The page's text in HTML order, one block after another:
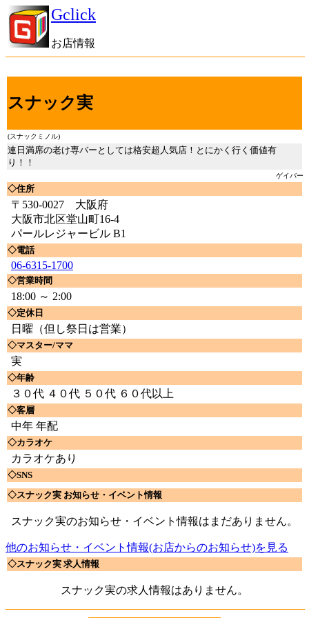
Gclick
お店情報
スナック実
(スナックミノル)
連日満席の老け専バーとしては格安超人気店！とにかく行く価値有
り！！
ゲイバー
◇住所
〒530-0027 大阪府
大阪市北区堂山町16-4
パールレジャービル B1
◇電話
06-6315-1700
◇営業時間
18:00 ～ 2:00
◇定休日
日曜（但し祭日は営業）
◇マスター/ママ
実
◇年齢
３０代 ４０代 ５０代 ６０代以上
◇客層
中年 年配
◇カラオケ
カラオケあり
◇SNS
◇スナック実 お知らせ・イベント情報
スナック実のお知らせ・イベント情報はまだありません。
他のお知らせ・イベント情報(お店からのお知らせ)を見る
◇スナック実 求人情報
スナック実の求人情報はありません。